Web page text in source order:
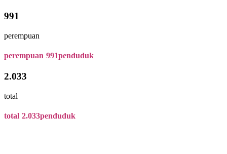
991
perempuan
perempuan 991penduduk
2.033
total
total 2.033penduduk